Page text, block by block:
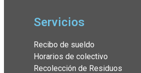
Servicios
Recibo de sueldo
Horarios de colectivo
Recolección de Residuos